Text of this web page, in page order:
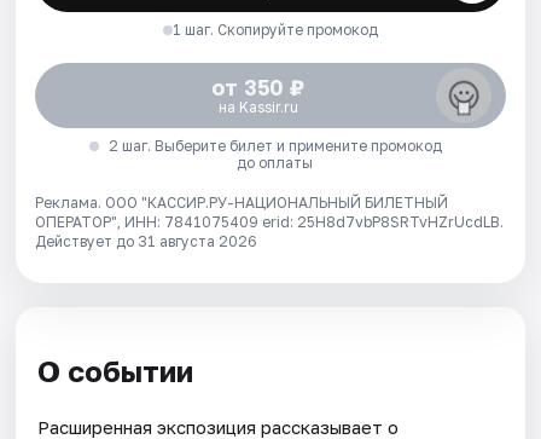
1 шаг. Скопируйте промокод
от 350 ₽
на Kassir.ru
2 шаг. Выберите билет и примените промокод
до оплаты
Реклама. ООО "КАССИР.РУ-НАЦИОНАЛЬНЫЙ БИЛЕТНЫЙ
ОПЕРАТОР", ИНН: 7841075409 erid: 25H8d7vbP8SRTvHZrUcdLB.
Действует до 31 августа 2026
О событии
Расширенная экспозиция рассказывает о